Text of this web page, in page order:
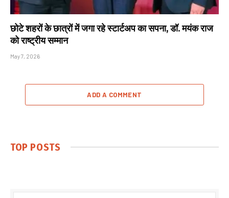
छोटे शहरों के छात्रों में जगा रहे स्टार्टअप का सपना, डॉ. मयंक राज
को राष्ट्रीय सम्मान
May 7, 2026
ADD A COMMENT
TOP POSTS